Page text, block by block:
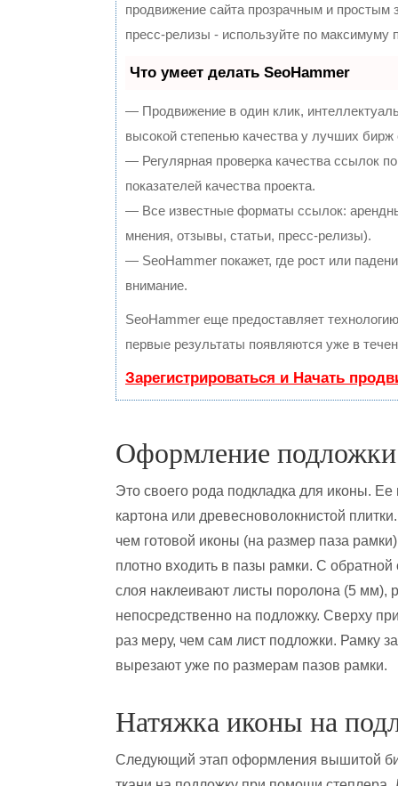
продвижение сайта прозрачным и
пресс-релизы - используйте по
Что умеет делать SeoHammer
— Продвижение в один клик,
высокой степенью качества у лучших бирж
— Регулярная проверка качества ссылок
показателей качества проекта.
— Все известные форматы ссылок:
мнения, отзывы, статьи, пресс-релизы).
— SeoHammer покажет, где рост или
внимание.
SeoHammer еще предоставляет
первые результаты появляются уже в
Зарегистрироваться и Начать
Оформление подложки
Это своего рода подкладка для иконы. Ее
картона или древесноволокнистой
чем готовой иконы (на размер паза
плотно входить в пазы рамки. С
слоя наклеивают листы поролона (5 мм),
непосредственно на подложку. Сверху
раз меру, чем сам лист подложки. Рамку
вырезают уже по размерам пазов рамки.
Натяжка иконы на
Следующий этап оформления вышитой